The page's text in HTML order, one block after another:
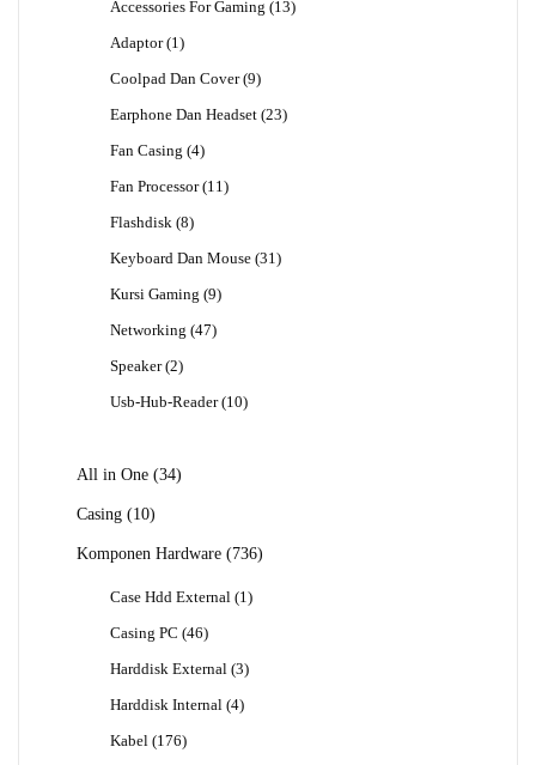
Accessories For Gaming 1313
Adaptor 1 1
Coolpad Dan Cover 99
Earphone Dan Headset 2323
Fan Casing 44
Fan Processor 11 11
Flashdisk 88
Keyboard Dan Mouse 31 31
Kursi Gaming 99
Networking 4747
Speaker 22
Usb-Hub-Reader 1010
All in One 3434
Casing
1010
Komponen Hardware
736736
Case Hdd External 1 1
Casing PC 4646
Harddisk External 33
Harddisk Internal 44
Kabel
176176